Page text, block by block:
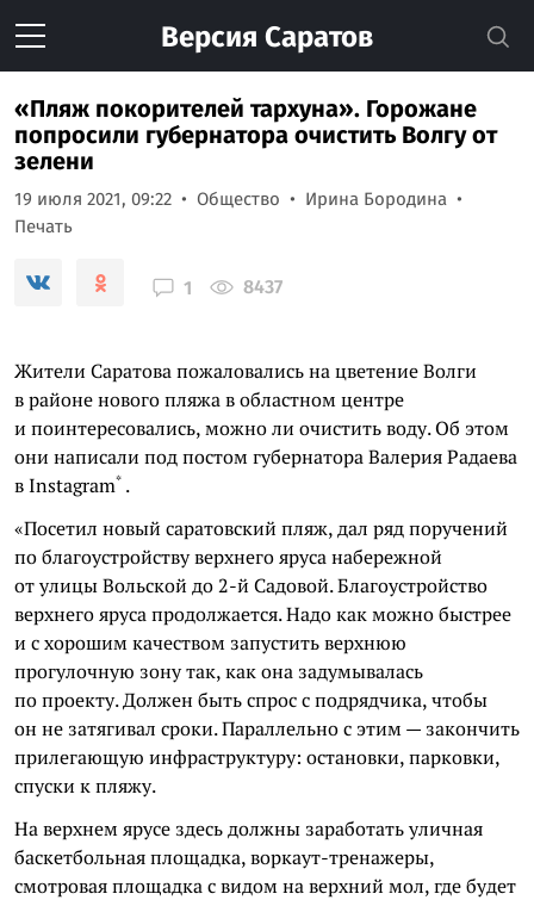
Версия Саратов
«Пляж покорителей тархуна». Горожане
попросили губернатора очистить Волгу от
зелени
19 июля 2021, 09:22 Общество
Ирина Бородина
Печать
1 8437
Жители Саратова пожаловались на цветение Волги
в районе нового пляжа в областном центре
и поинтересовались, можно ли очистить воду. Об этом
они написали под постом губернатора Валерия Радаева
вInstagram* .
«Посетил новый саратовский пляж, дал ряд поручений
по благоустройству верхнего яруса набережной
от улицы Вольской до 2-й Садовой. Благоустройство
верхнего яруса продолжается. Надо как можно быстрее
и с хорошим качеством запустить верхнюю
прогулочную зону так, как она задумывалась
по проекту. Должен быть спрос с подрядчика, чтобы
он не затягивал сроки. Параллельно с этим — закончить
прилегающую инфраструктуру: остановки, парковки,
спуски к пляжу.
На верхнем ярусе здесь должны заработать уличная
баскетбольная площадка, воркаут-тренажеры,
смотровая площадка с видом на верхний мол, где будет